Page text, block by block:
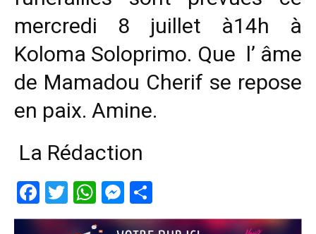
mercredi 8 juillet à14h à
Koloma Soloprimo. Que l’ âme
de Mamadou Cherif se repose
en paix. Amine.
La Rédaction
Facebook
TwitterWhatsApp
Messenger